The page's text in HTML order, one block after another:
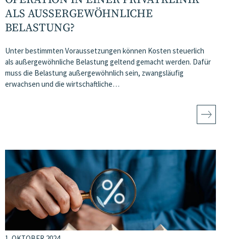
ALS AUSSERGEWÖHNLICHE B
ELASTUNG?
Unter bestimmten Voraussetzungen können Kosten steuerlich
als außergewöhnliche Belastung geltend gemacht werden. Dafür
muss die Belastung außergewöhnlich sein, zwangsläufig
erwachsen und die wirtschaftliche…